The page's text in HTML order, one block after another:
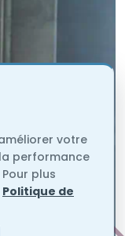
votre
performance
plus
Politique de